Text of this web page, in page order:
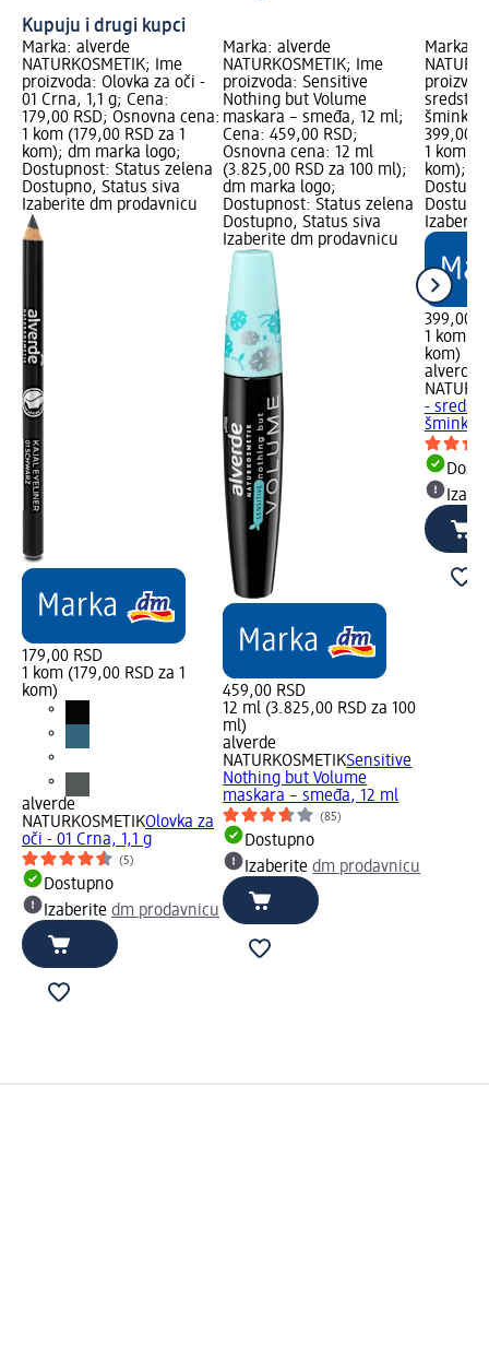
Kupuju i drugi kupci
Marka: alverde
NATURKOSMETIK; Ime
proizvoda: Olovka za oči -
01 Crna, 1,1 g; Cena:
179,00 RSD; Osnovna cena:
1 kom (179,00 RSD za 1
kom); dm marka logo;
Dostupnost: Status zelena
Dostupno, Status siva
Izaberite dm prodavnicu
179,00 RSD
1 kom (179,00 RSD za 1
kom)
alverde
NATURKOSMETIKOlovka za
oči - 01 Crna, 1,1 g
(5)
Dostupno
Izaberite dm prodavnicu
Marka: alverde
NATURKOSMETIK; Ime
proizvoda: Sensitive
Nothing but Volume
maskara – smeđa, 12 ml;
Cena: 459,00 RSD;
Osnovna cena: 12 ml
(3.825,00 RSD za 100 ml);
dm marka logo;
Dostupnost: Status zelena
Dostupno, Status siva
Izaberite dm prodavnicu
459,00 RSD
12 ml (3.825,00 RSD za 100
ml)
alverde
NATURKOSMETIKSensitive
Nothing but Volume
maskara – smeđa, 12 ml
(85)
Dostupno
Izaberitedm prodavnicu
Marka:
šminke,
399,00
1 kom
kom);
399,00
1 kom
kom)
alverde
-
šminke,